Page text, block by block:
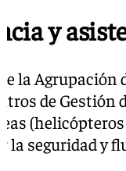
y
la
de Gestión
seguridad y